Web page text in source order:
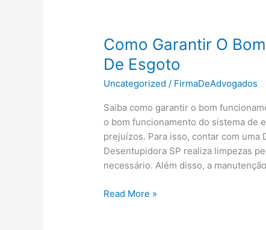
Como Garantir O
De Esgoto
Uncategorized / FirmaDeAdvogados
Saiba como garantir o bom
o bom funcionamento do sistema de
prejuízos. Para isso, contar com uma
Desentupidora SP realiza limpezas
necessário. Além disso, a
Como
Read More »